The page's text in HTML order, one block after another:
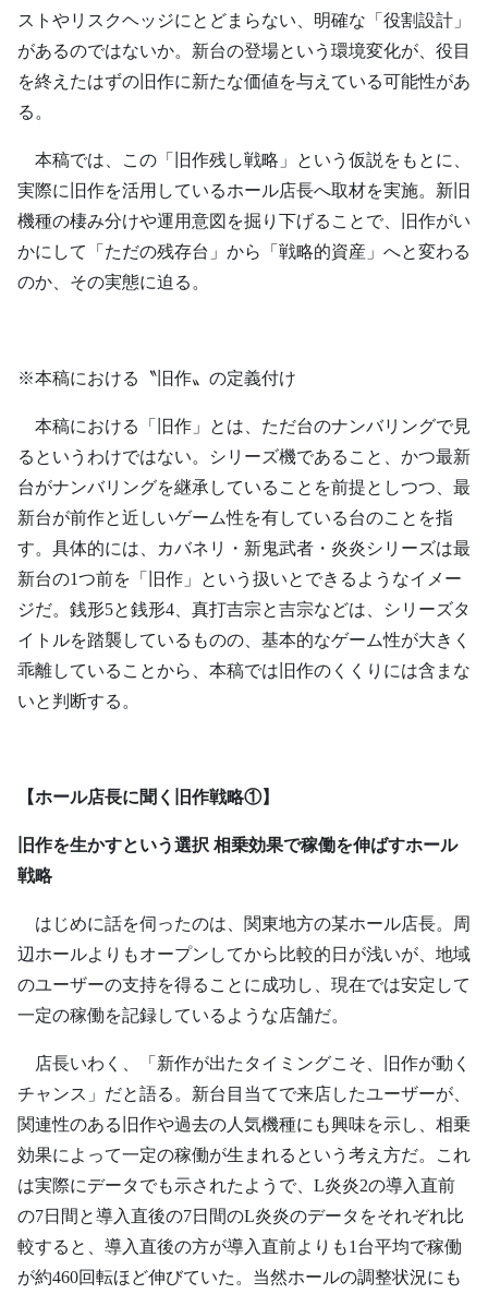
ストやリスクヘッジにとどまらない、明確な「役割設計」
があるのではないか。新台の登場という環境変化が、役目
を終えたはずの旧作に新たな価値を与えている可能性があ
る。
本稿では、この「旧作残し戦略」という仮説をもとに、
実際に旧作を活用しているホール店長へ取材を実施。新旧
機種の棲み分けや運用意図を掘り下げることで、旧作がい
かにして「ただの残存台」から「戦略的資産」へと変わる
のか、その実態に迫る。
※本稿における〝旧作〟の定義付け
本稿における「旧作」とは、ただ台のナンバリングで見
るというわけではない。シリーズ機であること、かつ最新
台がナンバリングを継承していることを前提としつつ、最
新台が前作と近しいゲーム性を有している台のことを指
す。具体的には、カバネリ・新鬼武者・炎炎シリーズは最
新台の1つ前を「旧作」という扱いとできるようなイメー
ジだ。銭形5と銭形4、真打吉宗と吉宗などは、シリーズタ
イトルを踏襲しているものの、基本的なゲーム性が大きく
乖離していることから、本稿では旧作のくくりには含まな
いと判断する。
【ホール店長に聞く旧作戦略①】
旧作を生かすという選択 相乗効果で稼働を伸ばすホール
戦略
はじめに話を伺ったのは、関東地方の某ホール店長。周
辺ホールよりもオープンしてから比較的日が浅いが、地域
のユーザーの支持を得ることに成功し、現在では安定して
一定の稼働を記録しているような店舗だ。
店長いわく、「新作が出たタイミングこそ、旧作が動く
チャンス」だと語る。新台目当てで来店したユーザーが、
関連性のある旧作や過去の人気機種にも興味を示し、相乗
効果によって一定の稼働が生まれるという考え方だ。これ
は実際にデータでも示されたようで、L炎炎2の導入直前
の7日間と導入直後の7日間のL炎炎のデータをそれぞれ比
較すると、導入直後の方が導入直前よりも1台平均で稼働
が約460回転ほど伸びていた。当然ホールの調整状況にも